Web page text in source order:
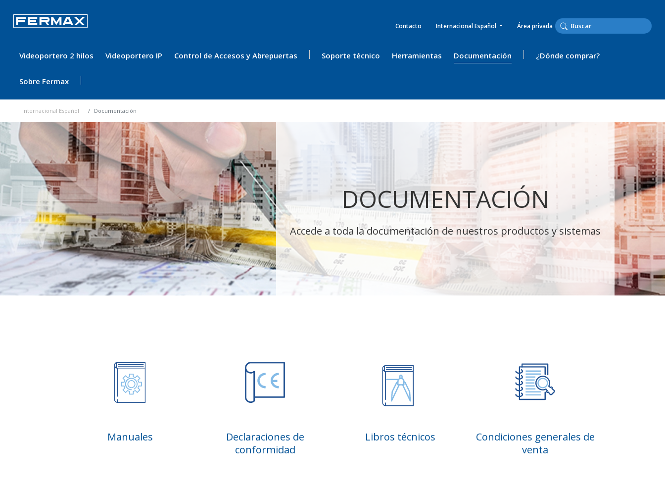
Contacto Internacional Español Área privada
Videoportero 2 hilos Videoportero IP Control de Accesos y Abrepuertas Soporte técnico Herramientas Documentación ¿Dónde comprar?
Sobre Fermax
Internacional Español Documentación
DOCUMENTACIÓN
Accede a toda la documentación de nuestros productos y sistemas
Manuales
Declaraciones de
conformidad
Libros técnicos
Condiciones generales de
venta